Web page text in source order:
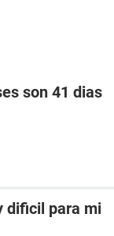
son 41 dias
dificil para mi